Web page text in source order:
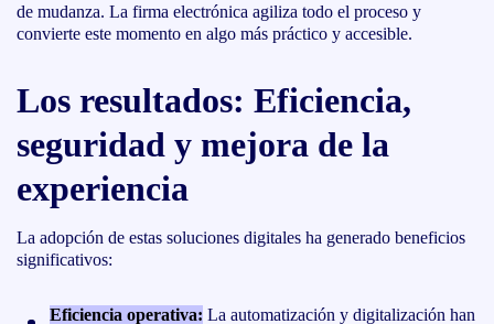
de mudanza. La firma electrónica agiliza todo el proceso y
convierte este momento en algo más práctico y accesible.
Los resultados: Eficiencia,
seguridad y mejora de la
experiencia
La adopción de estas soluciones digitales ha generado beneficios
significativos:
Eficiencia operativa: La automatización y digitalización han